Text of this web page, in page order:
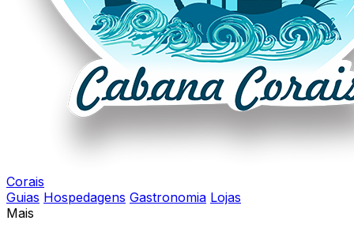
Corais
Guias Hospedagens Gastronomia Lojas
Mais